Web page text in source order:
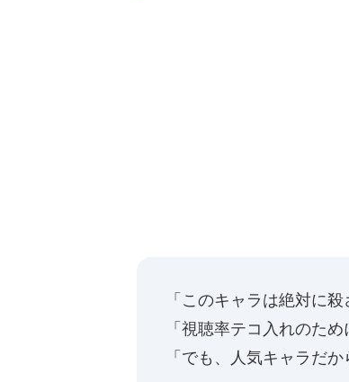
「このキャラは絶対に殺
「視聴率テコ入れのた
「でも、人気キャラだ